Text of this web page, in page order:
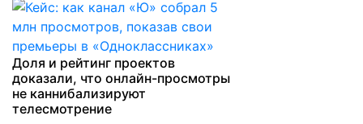
Доля и рейтинг проектов
доказали, что онлайн-просмотры
не каннибализируют
телесмотрение